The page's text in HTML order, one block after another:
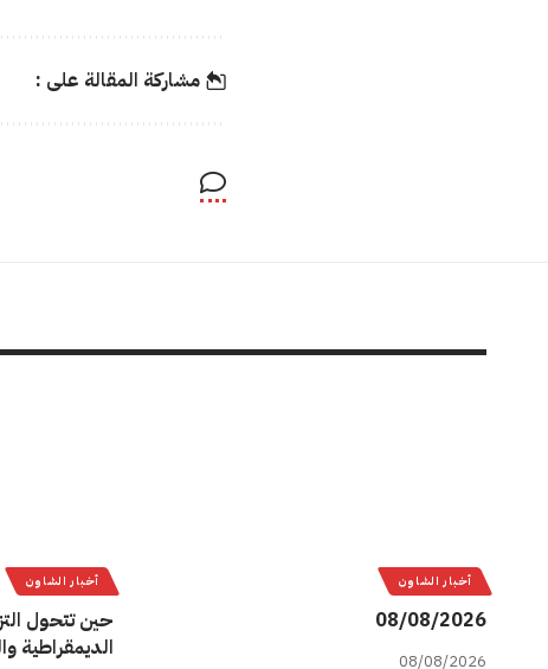
مشاركة المقالة على :
أخبار الشاون
08/08/2026
08/08/2026
أخبار الشاون
حين تتحول
الديمقراطية